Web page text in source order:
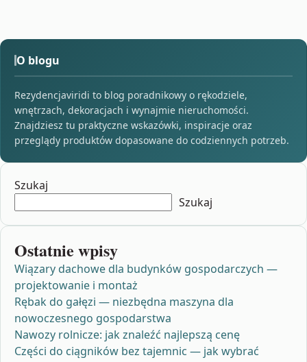
O blogu
Rezydencjaviridi to blog poradnikowy o rękodziele,
wnętrzach, dekoracjach i wynajmie nieruchomości.
Znajdziesz tu praktyczne wskazówki, inspiracje oraz
przeglądy produktów dopasowane do codziennych potrzeb.
Szukaj
Szukaj
Ostatnie wpisy
Wiązary dachowe dla budynków gospodarczych —
projektowanie i montaż
Rębak do gałęzi — niezbędna maszyna dla
nowoczesnego gospodarstwa
Nawozy rolnicze: jak znaleźć najlepszą cenę
Części do ciągników bez tajemnic — jak wybrać